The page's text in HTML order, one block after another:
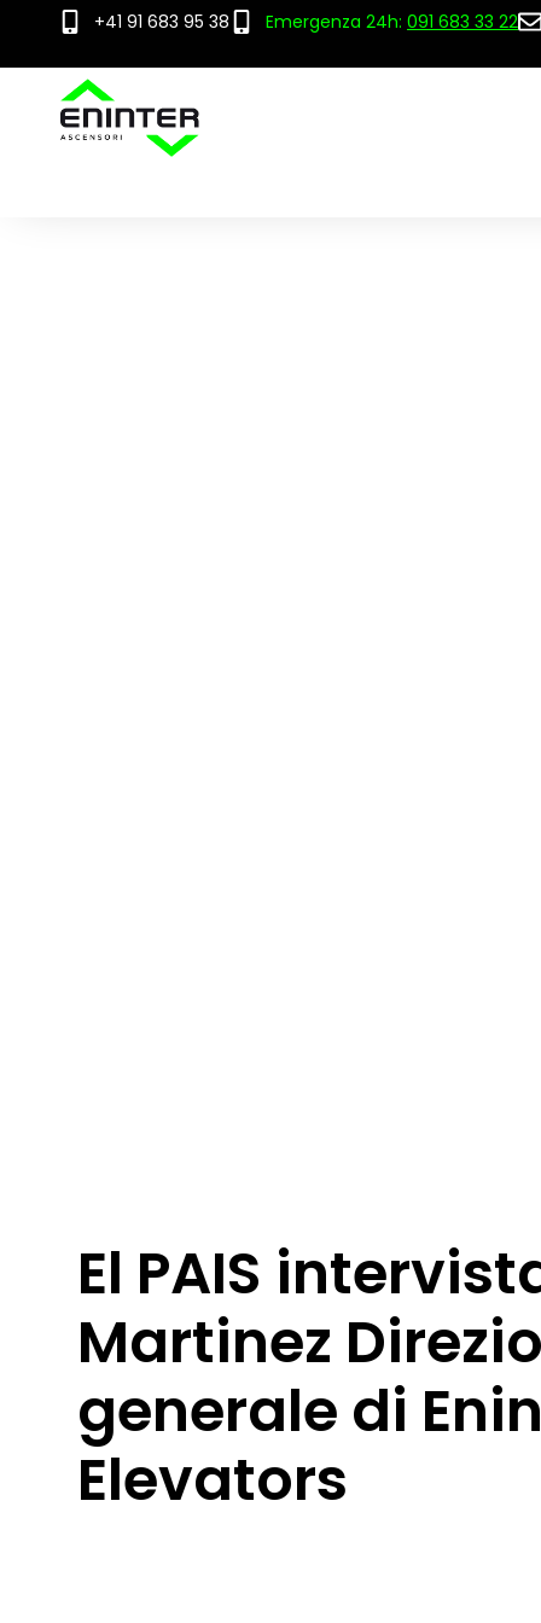
+41 91 683 95 38 Emergenza 24h: 091 683 33 22
El PAIS
Martinez
generale di
Elevators